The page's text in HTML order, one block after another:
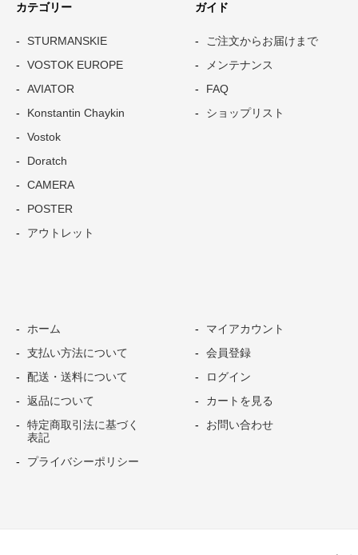
カテゴリー
STURMANSKIE
VOSTOK EUROPE
AVIATOR
Konstantin Chaykin
Vostok
Doratch
CAMERA
POSTER
アウトレット
ガイド
ご注文からお届けまで
メンテナンス
FAQ
ショップリスト
ホーム
支払い方法について
配送・送料について
返品について
特定商取引法に基づく
表記
プライバシーポリシー
マイアカウント
会員登録
ログイン
カートを見る
お問い合わせ